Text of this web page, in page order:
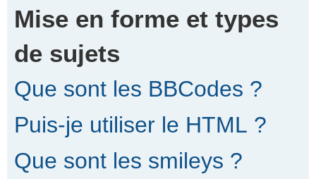
Mise en forme et types
de sujets
Que sont les BBCodes ?
Puis-je utiliser le HTML ?
Que sont les smileys ?